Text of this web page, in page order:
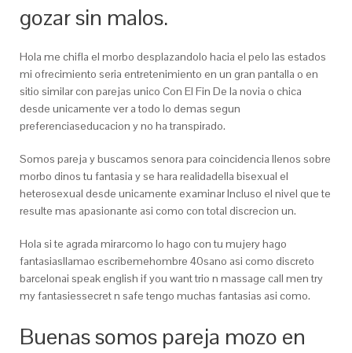
gozar sin malos.
Hola me chifla el morbo desplazandolo hacia el pelo las estados
mi ofrecimiento seri­a entretenimiento en un gran pantalla o en
sitio similar con parejas unico Con El Fin De la novia o chica
desde unicamente ver a todo lo demas segun
preferenciaseducacion y no ha transpirado.
Somos pareja y buscamos senora para coincidencia llenos sobre
morbo dinos tu fantasia y se hara realidadella bisexual el
heterosexual desde unicamente examinar Incluso el nivel que te
resulte mas apasionante asi­ como con total discrecion un.
Hola si te agrada mirarcomo lo hago con tu mujery hago
fantasiasllamao escribemehombre 40sano asi­ como discreto
barcelonai speak english if you want trio n massage call men try
my fantasiessecret n safe tengo muchas fantasias asi­ como.
Buenas somos pareja mozo en